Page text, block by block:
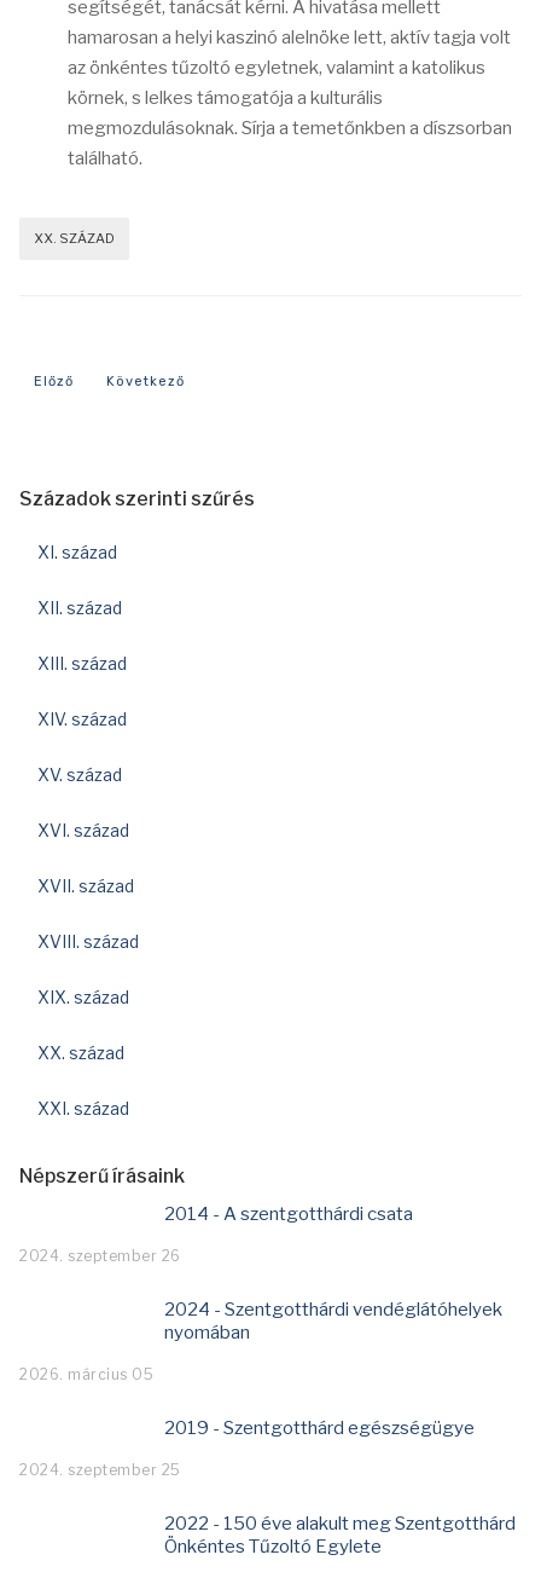
segítségét, tanácsát kérni. A hivatása mellett
hamarosan a helyi kaszinó alelnöke lett, aktív tagja volt
az önkéntes tűzoltó egyletnek, valamint a katolikus
körnek, s lelkes támogatója a kulturális
megmozdulásoknak. Sírja a temetőnkben a díszsorban
található.
XX. SZÁZAD
Előző cikk: 1941-es év eseményei
Előző Következő cikk: 1931-es év eseményei
Következő
Századok szerinti szűrés
XI. század
XII. század
XIII. század
XIV. század
XV. század
XVI. század
XVII. század
XVIII. század
XIX. század
XX. század
XXI. század
Népszerű írásaink
2014 - A szentgotthárdi csata
2024. szeptember 26
2024 - Szentgotthárdi vendéglátóhelyek
nyomában
2026. március 05
2019 - Szentgotthárd egészségügye
2024. szeptember 25
2022 - 150 éve alakult meg Szentgotthárd
Önkéntes Tűzoltó Egylete